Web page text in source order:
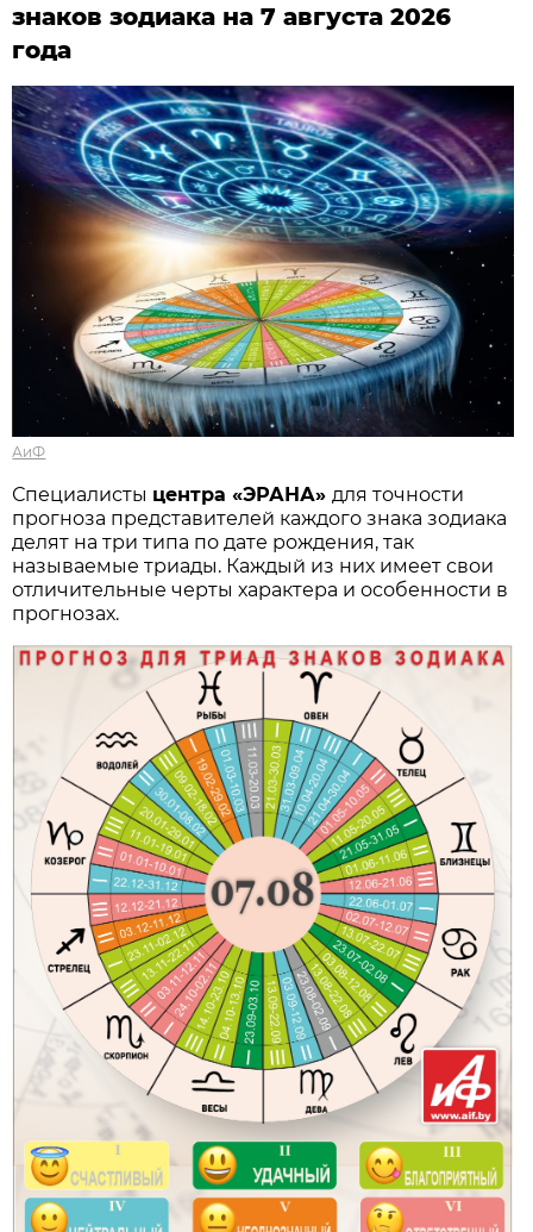
знаков зодиака на 7 августа 2026
года
АиФ
Специалисты центра «ЭРАНА»для точности
прогноза представителей каждого знака зодиака
делят на три типа по дате рождения, так
называемые триады. Каждый из них имеет свои
отличительные черты характера и особенности в
прогнозах.